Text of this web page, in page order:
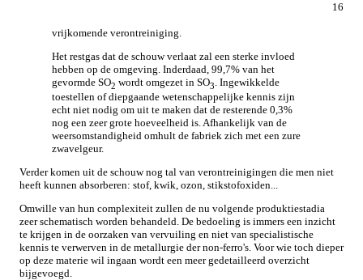
16
vrijkomende verontreiniging.
Het restgas dat de schouw verlaat zal een sterke invloed
hebben op de omgeving. Inderdaad, 99,7% van het
gevormde SO2 wordt omgezet in SO3. Ingewikkelde
toestellen of diepgaande wetenschappelijke kennis zijn
echt niet nodig om uit te maken dat de resterende 0,3%
nog een zeer grote hoeveelheid is. Afhankelijk van de
weersomstandigheid omhult de fabriek zich met een zure
zwavelgeur.
Verder komen uit de schouw nog tal van verontreinigingen die men niet
heeft kunnen absorberen: stof, kwik, ozon, stikstofoxiden...
Omwille van hun complexiteit zullen de nu volgende produktiestadia
zeer schematisch worden behandeld. De bedoeling is immers een inzicht
te krijgen in de oorzaken van vervuiling en niet van specialistische
kennis te verwerven in de metallurgie der non-ferro's. Voor wie toch dieper
op deze materie wil ingaan wordt een meer gedetailleerd overzicht
bijgevoegd.